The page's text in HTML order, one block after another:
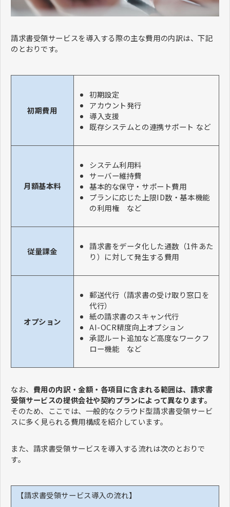
請求書受領サービスを導入する際の主な費用の内訳は、下記
のとおりです。
初期費用
初期設定
アカウント発行
導入支援
既存システムとの連携サポート など
月額基本料
システム利用料
サーバー維持費
基本的な保守・サポート費用
プランに応じた上限ID数・基本機能
の利用権 など
従量課金
請求書をデータ化した通数（1件あた
り）に対して発生する費用
オプション
郵送代行（請求書の受け取り窓口を
代行）
紙の請求書のスキャン代行
AI-OCR精度向上オプション
承認ルート追加など高度なワークフ
ロー機能 など
なお、 費用の内訳・金額・各項目に含まれる範囲は、請求書
受領サービスの提供会社や契約プランによって異なります。
そのため、ここでは、一般的なクラウド型請求書受領サービ
スに多く見られる費用構成を紹介しています。
また、請求書受領サービスを導入する流れは次のとおりで
す。
【請求書受領サービス導入の流れ】